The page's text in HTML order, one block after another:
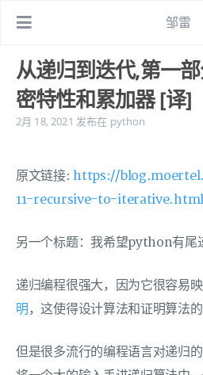
邹雷
从递归到迭代,第一
密特性和累加器 [译]
2月 18, 2021 发布在 python
原文链接:https://
11-recursive-to-iterative.html
另一个标题：我希望python有尾
递归编程很强大，因为它很容易
明 ，这使得设计算法和证明算法
但是很多流行的编程语言对递归